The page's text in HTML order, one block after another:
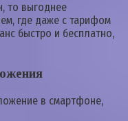
то выгоднее
где даже с тарифом
быстро и бесплатно,
в смартфоне,